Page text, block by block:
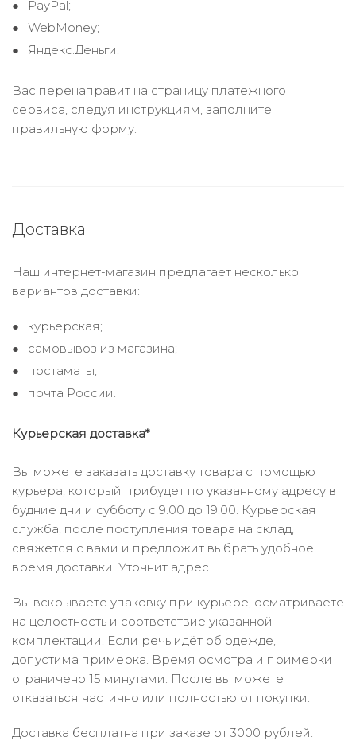
PayPal;
WebMoney;
Яндекс.Деньги.
Вас перенаправит на страницу платежного
сервиса, следуя инструкциям, заполните
правильную форму.
Доставка
Наш интернет-магазин предлагает несколько
вариантов доставки:
курьерская;
самовывоз из магазина;
постаматы;
почта России.
Курьерская доставка*
Вы можете заказать доставку товара с помощью
курьера, который прибудет по указанному адресу в
будние дни и субботу с 9.00 до 19.00. Курьерская
служба, после поступления товара на склад,
свяжется с вами и предложит выбрать удобное
время доставки. Уточнит адрес.
Вы вскрываете упаковку при курьере, осматриваете
на целостность и соответствие указанной
комплектации. Если речь идёт об одежде,
допустима примерка. Время осмотра и примерки
ограничено 15 минутами. После вы можете
отказаться частично или полностью от покупки.
Доставка бесплатна при заказе от 3000 рублей.